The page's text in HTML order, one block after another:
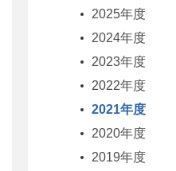
2025年度
2024年度
2023年度
2022年度
2021年度
2020年度
2019年度